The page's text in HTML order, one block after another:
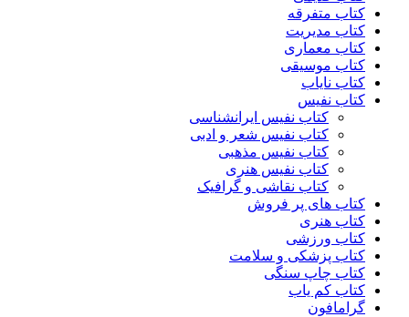
کتاب متفرقه
کتاب مدیریت
کتاب معماری
کتاب موسیقی
کتاب نایاب
کتاب نفیس
کتاب نفیس ایرانشناسی
کتاب نفیس شعر و ادبی
کتاب نفیس مذهبی
کتاب نفیس هنری
کتاب نقاشی و گرافیک
کتاب های پر فروش
کتاب هنری
کتاب ورزشی
کتاب پزشکی و سلامت
کتاب چاپ سنگی
کتاب کم یاب
گرامافون